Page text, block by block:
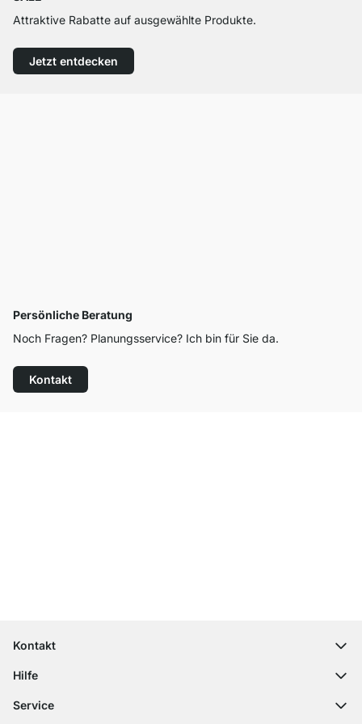
Attraktive Rabatte auf ausgewählte Produkte.
Jetzt entdecken
Persönliche Beratung
Noch Fragen? Planungsservice? Ich bin für Sie da.
Kontakt
Kontakt
contact@regalraum.com
Kontaktformular
Hilfe
Häufige Fragen
Service